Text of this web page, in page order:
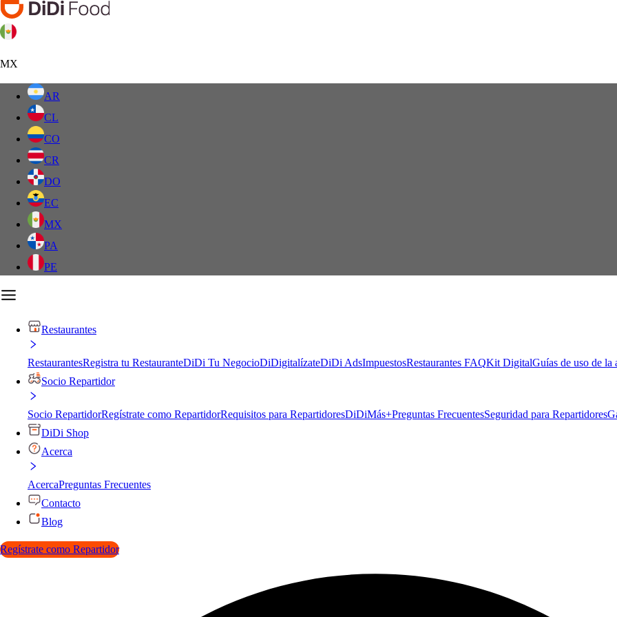
MX
AR
CL
CO
CR
DO
EC
MX
PA
PE
Restaurantes
RestaurantesRegistra tu RestauranteDiDi Tu NegocioDiDigitalízateDiDi AdsImpuestosRestaurantes FAQKit DigitalGuías de uso de la
Socio Repartidor
Socio RepartidorRegístrate como RepartidorRequisitos para RepartidoresDiDiMás+Preguntas FrecuentesSeguridad para Repartidores
DiDi Shop
Acerca
AcercaPreguntas Frecuentes
Contacto
Blog
Regístrate como Repartidor